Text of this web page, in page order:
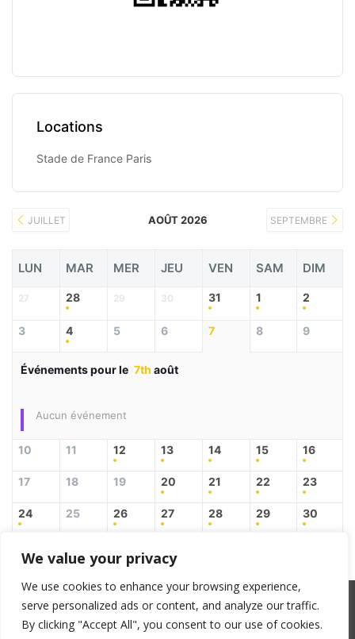
We value your privacy
We use cookies to enhance your browsing experience,
serve personalized ads or content, and analyze our traffic.
By clicking "Accept All", you consent to our use of cookies.
Locations
Stade de France Paris
JUILLET AOÛT 2026 SEPTEMBRE
LUN MAR MER JEU VEN SAM DIM
27 28 29 30 31 1 2
3 4 5 6 7 8 9
Événements pour le 7th août
Aucun événement
10 11 12 13 14 15 16
17 18 19 20 21 22 23
24 25 26 27 28 29 30
SACEM : 101735096 – ©Copyright Zicline 1998 –